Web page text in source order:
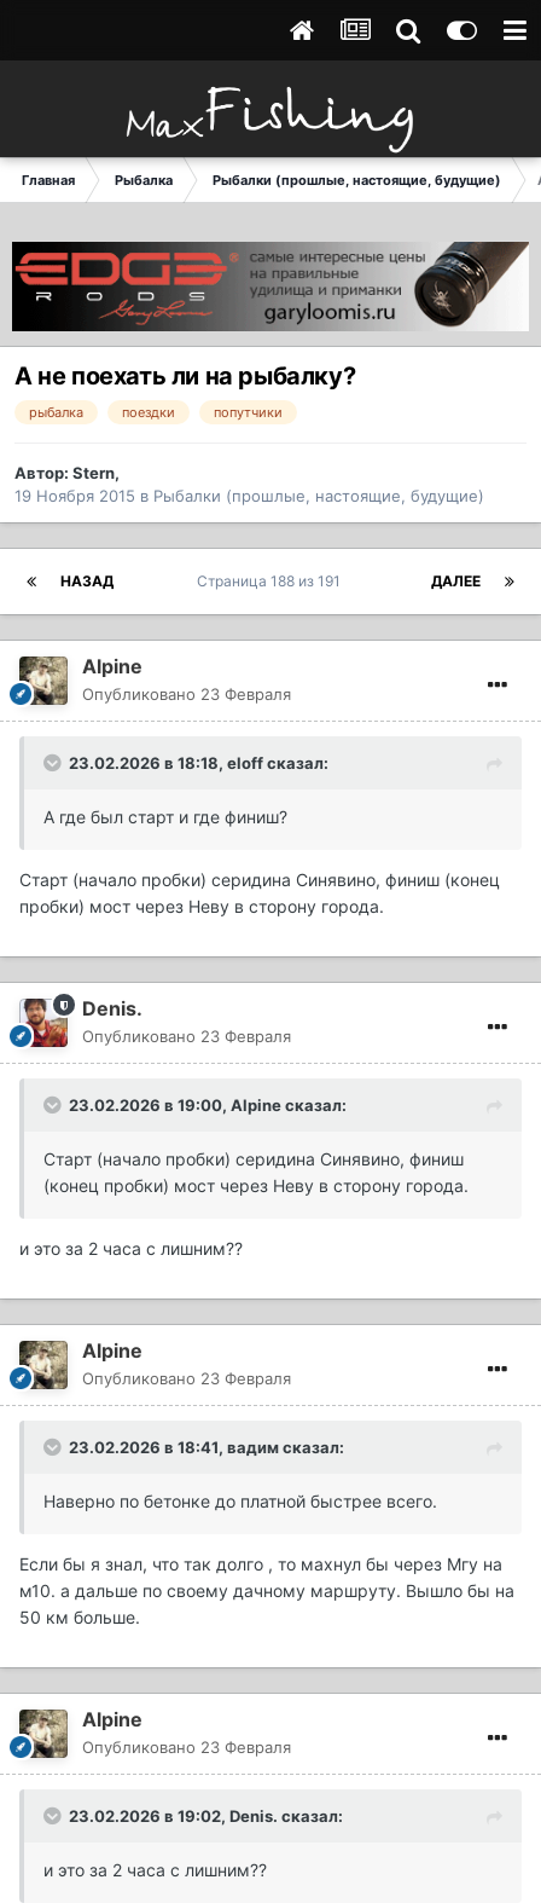
Главная Рыбалка Рыбалки (прошлые, настоящие, будущие)
А не поехать ли на рыбалку?
рыбалка поездки попутчики
Автор: Stern,
19 Ноября 2015 в Рыбалки (прошлые, настоящие, будущие)
НАЗАД ДАЛЕЕ
Страница 188 из 191
Alpine
Опубликовано 23 Февраля
23.02.2026 в 18:18, eloffсказал:
А где был старт и где финиш?
Старт (начало пробки) серидина Синявино, финиш (конец
пробки) мост через Неву в сторону города.
Denis.
Опубликовано 23 Февраля
23.02.2026 в 19:00, Alpineсказал:
Старт (начало пробки) серидина Синявино, финиш
(конец пробки) мост через Неву в сторону города.
и это за 2 часа с лишним??
Alpine
Опубликовано 23 Февраля
23.02.2026 в 18:41, вадимсказал:
Наверно по бетонке до платной быстрее всего.
Если бы я знал, что так долго , то махнул бы через Мгу на
м10. а дальше по своему дачному маршруту. Вышло бы на
50 км больше.
Alpine
Опубликовано 23 Февраля
23.02.2026 в 19:02, Denis. сказал:
и это за 2 часа с лишним??